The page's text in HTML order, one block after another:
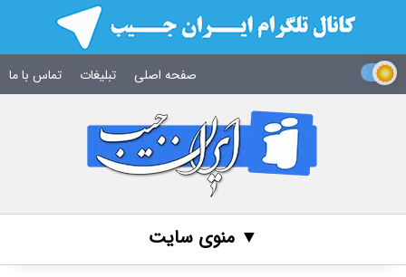
صفحه اصلی تبلیغات تماس با ما
▼ منوی سایت